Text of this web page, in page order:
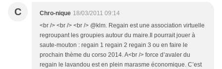
C Chro-nique 18/03/2011 09:14
<br /> <br /> <br /> @klm. Regain est une association virtuelle
regroupant les groupies autour du maire.Il pourrait jouer à
saute-mouton : regain 1 regain 2 regain 3 ou en faire le
prochain thème du corso 2014. A<br /> force d’avaler du
regain le lavandou est en plein marasme économique. C’est